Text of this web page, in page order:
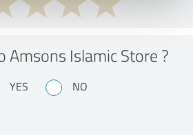
Amsons Islamic Store ?
YES NO